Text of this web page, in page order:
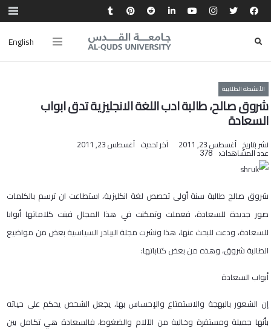
English
الأنشطة الطلابية
شروق صالح، طالبة ادب اللغة الانجليزية تدق ابواب
السعادة
نشر بتاريخ أغسطس 23, 2011 آخر تحديث أغسطس 23, 2011
عدد المشاهدات: 378
شروق صالح طالبة سنة أولى تخصص لغة انكليزية، استطاعت ان ترسم بالكلمات
صور جديدة للسعادة، فعملت وتمكنت في هذا المجال فبنت كلاماتها أبوابا
للسعادة، ودعت للبحث عنها، هذا ونشرت مجلة البيادر السياسية بعض من مواضيع
الطالبة شروق، وهذه من بعض كتاباتها:
أبواب السعادة
إن الشعور بالبهجة والاستمتاع والإحساس بها، يجعل الشخص يحكم على حياته
بأنها جميلة ومستقرة وخالية من الآلام والضغوط، فالسعادة هي تكامل بين